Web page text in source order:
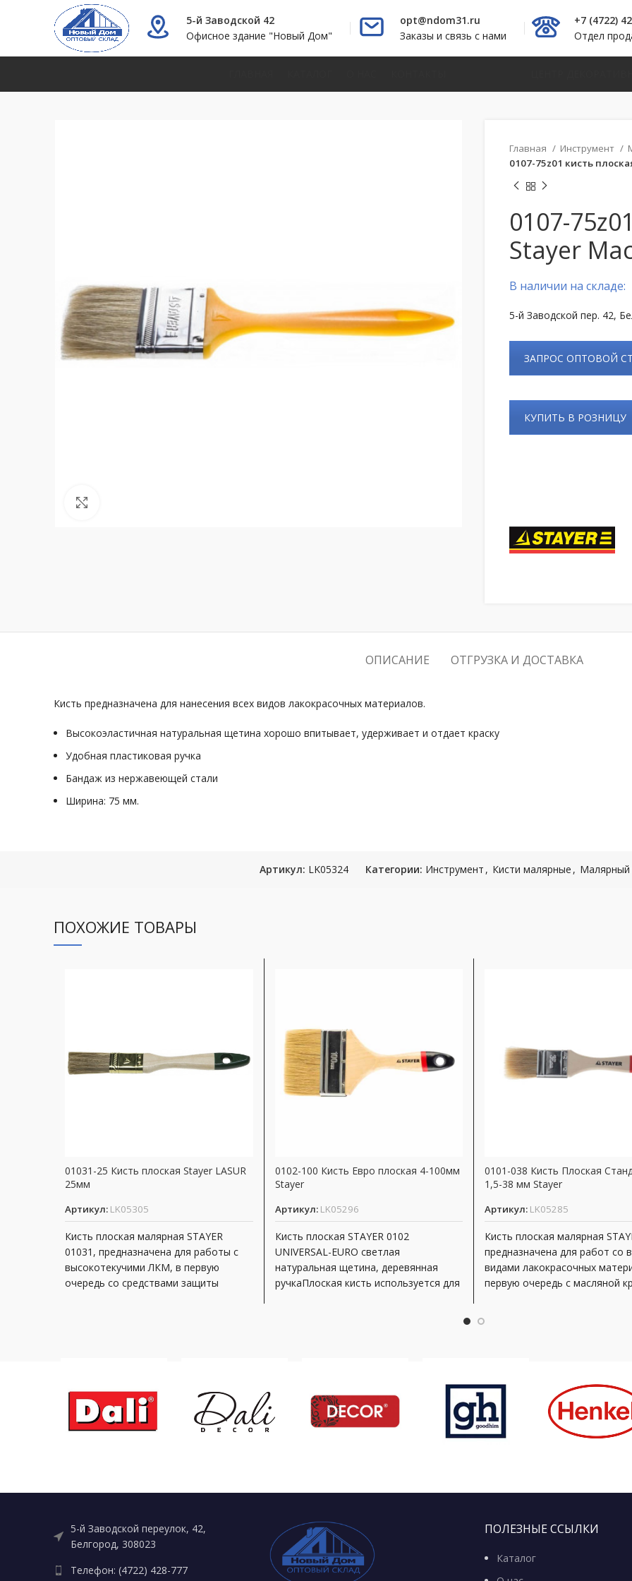
5-й Заводской 42
Офисное здание "Новый Дом"
opt@ndom31.ru
Заказы и связь с нами
+7 (4722)
Отдел
Главная Инструмент
0107-75z01 кисть
0107-
Stayer
В наличии на складе:
5-й Заводской пер. 42,
ЗАПРОС ОПТОВОЙ
КУПИТЬ В РОЗНИЦУ
ОПИСАНИЕ ОТГРУЗКА И ДОСТАВКА
Кисть предназначена для нанесения всех видов лакокрасочных материалов.
Высокоэластичная натуральная щетина хорошо впитывает, удерживает и отдает краску
Удобная пластиковая ручка
Бандаж из нержавеющей стали
Ширина: 75 мм.
Артикул: LK05324 Категории: Инструмент , Кисти малярные , Малярный
ПОХОЖИЕ ТОВАРЫ
01031-25 Кисть плоская Stayer LASUR
25мм
Артикул: LK05305
Кисть плоская малярная STAYER
01031, предназначена для работы с
высокотекучими ЛКМ, в первую
очередь со средствами защиты
0102-100 Кисть Евро плоская 4-100мм
Stayer
Артикул: LK05296
Кисть плоская STAYER 0102
UNIVERSAL-EURO светлая
натуральная щетина, деревянная
ручкаПлоская кисть используется для
0101-038 Кисть Плоская
1,5-38 мм Stayer
Артикул: LK05285
Кисть плоская малярная
предназначена для работ со
видами лакокрасочных
первую очередь с масляной
5-й Заводской переулок, 42,
Белгород, 308023
Телефон: (4722) 428-777
ПОЛЕЗНЫЕ ССЫЛКИ
Каталог